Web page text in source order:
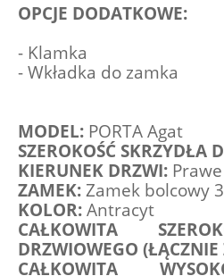
OPCJE DODATKOWE:
- Klamka
- Wkładka do zamka
MODEL: PORTA Agat
SZEROKOŚĆ SKRZYDŁA
KIERUNEK DRZWI: Prawe
ZAMEK: Zamek bolcowy
KOLOR: Antracyt
CAŁKOWITA
DRZWIOWEGO
CAŁKOWITA